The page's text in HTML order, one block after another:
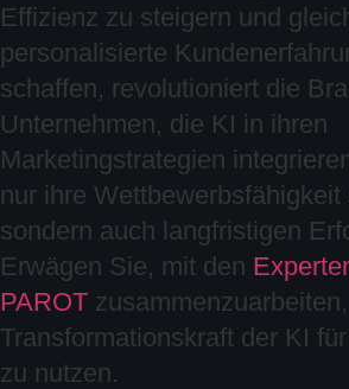
Effizienz zu steigern und
personalisierte
schaffen, revolutioniert die
Unternehmen, die KI in ihren
Marketingstrategien
nur ihre Wettbewerbsfähigkeit
sondern auch langfristigen
Erwägen Sie, mit den
PAROT
Transformationskraft der KI
zu nutzen.